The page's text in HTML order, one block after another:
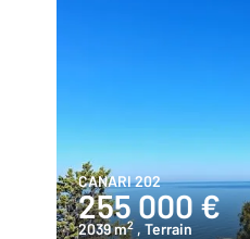
CANARI 202
255 000 €
2039 m2 , Terrain